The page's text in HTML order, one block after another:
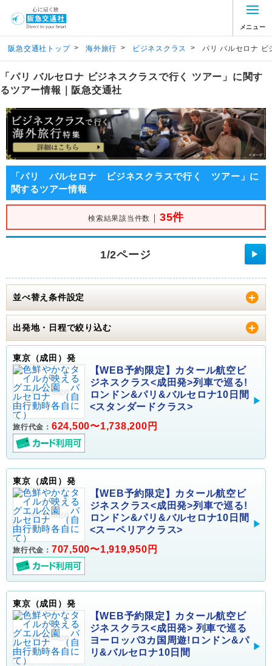
メニュー
阪急交通社トップ > 海外旅行 > ビジネスクラス > パリ バルセロナ ビ
「パリ バルセロナ ビジネスクラスで行く ツアー」に関す
るツアー情報｜阪急交通社
「パリ バルセロナ ビジネスクラスで行く ツアー」に
関するツアー情報
検索結果該当件数 35件
1/2ページ ▶
並べ替え条件設定
出発地・日程で絞り込む
東京（成田）発
【WEB予約限定】カタール航空ビ
ジネスクラス<成田発>列車で巡る!
ロンドン&パリ&バルセロナ10日間
<スタンダードクラス>
旅行代金： 624,500〜1,738,200円
東京（成田）発
【WEB予約限定】カタール航空ビ
ジネスクラス<成田発>列車で巡る!
ロンドン&パリ&バルセロナ10日間
<スーペリアクラス>
旅行代金： 707,500〜1,919,950円
東京（成田）発
【WEB予約限定】カタール航空ビ
ジネスクラス<成田発> 列車で巡る
ヨーロッパ3カ国周遊!ロンドン&パ
リ&バルセロナ10日間